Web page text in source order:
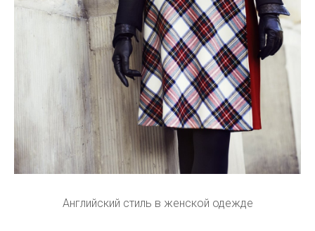
Английский стиль в женской одежде